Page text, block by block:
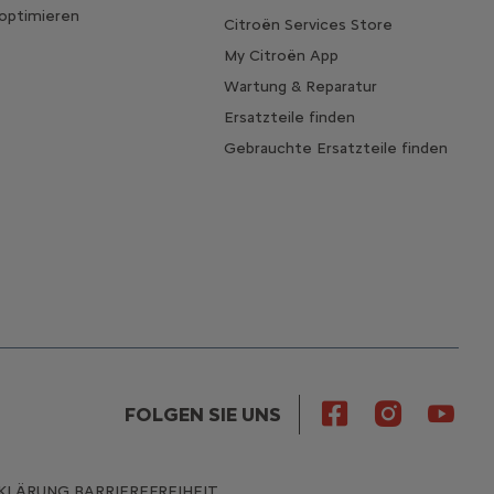
Citroën Services Store
My Citroën App
Wartung & Reparatur
Ersatzteile finden
Gebrauchte Ersatzteile finden
FOLGEN SIE UNS